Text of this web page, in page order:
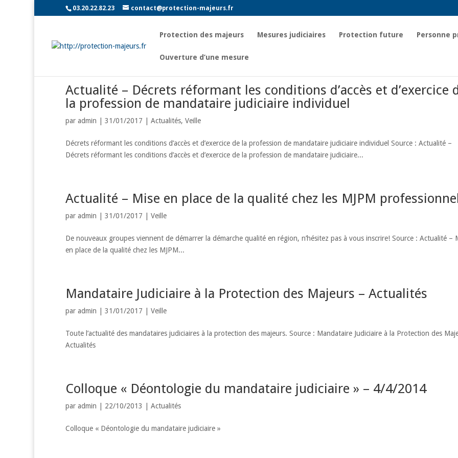
03.20.22.82.23 contact@protection-majeurs.fr
Protection des majeurs Mesures judiciaires Protection future Personne
Ouverture d’une mesure
Actualité – Décrets réformant les conditions d’accès et d’exercice
la profession de mandataire judiciaire individuel
par admin 31/01/2017 Actualités, Veille
Décrets réformant les conditions d’accès et d’exercice de la profession de mandataire judiciaire individuel Source : Actualité –
Décrets réformant les conditions d’accès et d’exercice de la profession de mandataire judiciaire...
Actualité – Mise en place de la qualité chez les MJPM
par admin 31/01/2017 Veille
De nouveaux groupes viennent de démarrer la démarche qualité en région, n’hésitez pas à vous inscrire! Source : Actualité –
en place de la qualité chez les MJPM...
Mandataire Judiciaire à la Protection des Majeurs – Actualités
par admin 31/01/2017 Veille
Toute l’actualité des mandataires judiciaires à la protection des majeurs. Source : Mandataire Judiciaire à la Protection des
Actualités
Colloque « Déontologie du mandataire judiciaire » – 4/4/2014
par admin 22/10/2013 Actualités
Colloque « Déontologie du mandataire judiciaire »